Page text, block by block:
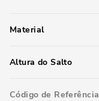
Material
Altura do Salto
Código de Referência